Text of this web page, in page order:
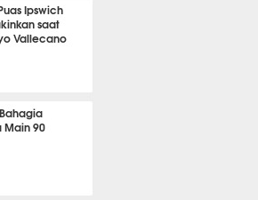
Ipswich
saat
Vallecano
Main 90